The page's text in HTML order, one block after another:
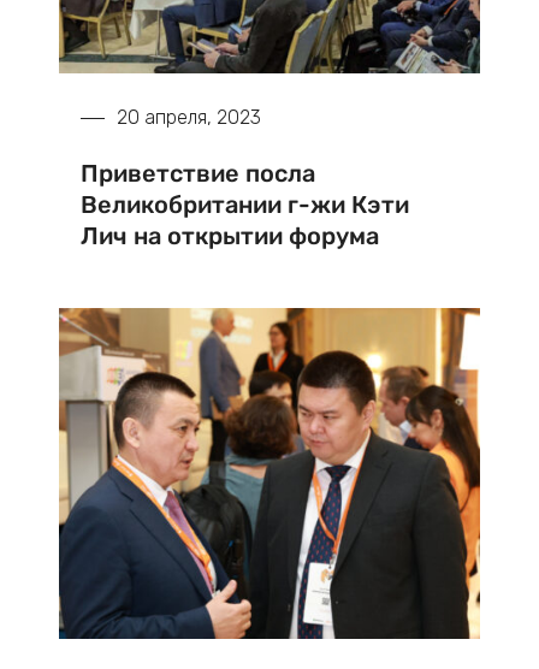
20 апреля, 2023
Приветствие посла
Великобритании г-жи Кэти
Лич на открытии форума